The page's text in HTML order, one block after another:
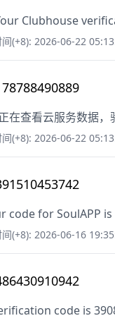
Clubhouse
(+8): 2026-06-22
查看云服务数据，
(+8): 2026-06-22
code for SoulAPP
(+8): 2026-06-16
code is